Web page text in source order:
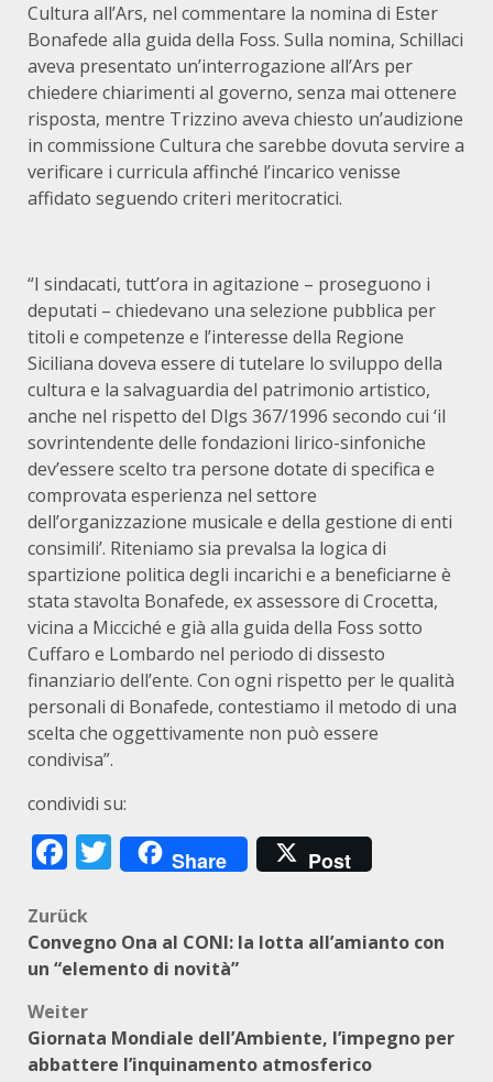
Cultura all’Ars, nel commentare la nomina di Ester
Bonafede alla guida della Foss. Sulla nomina, Schillaci
aveva presentato un’interrogazione all’Ars per
chiedere chiarimenti al governo, senza mai ottenere
risposta, mentre Trizzino aveva chiesto un’audizione
in commissione Cultura che sarebbe dovuta servire a
verificare i curricula affinché l’incarico venisse
affidato seguendo criteri meritocratici.
“I sindacati, tutt’ora in agitazione – proseguono i
deputati – chiedevano una selezione pubblica per
titoli e competenze e l’interesse della Regione
Siciliana doveva essere di tutelare lo sviluppo della
cultura e la salvaguardia del patrimonio artistico,
anche nel rispetto del Dlgs 367/1996 secondo cui ‘il
sovrintendente delle fondazioni lirico-sinfoniche
dev’essere scelto tra persone dotate di specifica e
comprovata esperienza nel settore
dell’organizzazione musicale e della gestione di enti
consimili’. Riteniamo sia prevalsa la logica di
spartizione politica degli incarichi e a beneficiarne è
stata stavolta Bonafede, ex assessore di Crocetta,
vicina a Micciché e già alla guida della Foss sotto
Cuffaro e Lombardo nel periodo di dissesto
finanziario dell’ente. Con ogni rispetto per le qualità
personali di Bonafede, contestiamo il metodo di una
scelta che oggettivamente non può essere
condivisa”.
condividi su:
Facebook
Twitter
Share Post
Beitragsnavigation
Zurück
Convegno Ona al CONI: la lotta all’amianto con
un “elemento di novità”
Weiter
Giornata Mondiale dell’Ambiente, l’impegno per
abbattere l’inquinamento atmosferico